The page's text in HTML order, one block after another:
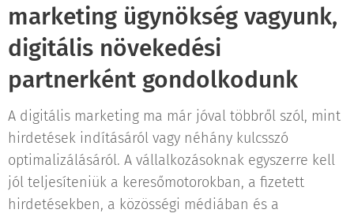
marketing ügynökség vagyunk,
digitális növekedési
partnerként gondolkodunk
A digitális marketing ma már jóval többről szól, mint
hirdetések indításáról vagy néhány kulcsszó
optimalizálásáról. A vállalkozásoknak egyszerre kell
jól teljesíteniük a keresőmotorokban, a fizetett
hirdetésekben, a közösségi médiában és a